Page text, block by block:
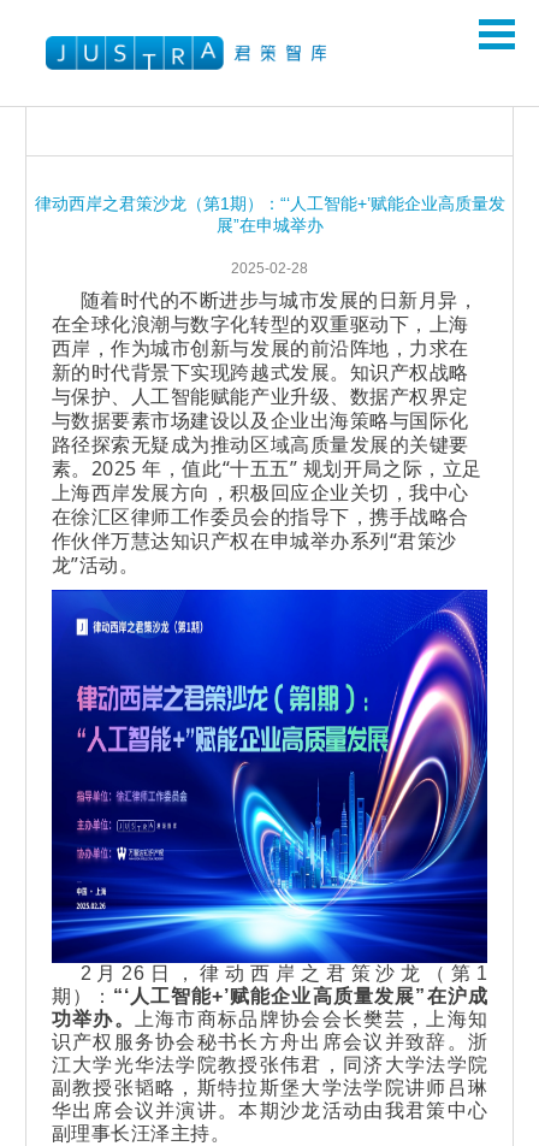
律动西岸之君策沙龙（第1期）：“‘人工智能+’赋能企业高质量发
展”在申城举办
2025-02-28
随着时代的不断进步与城市发展的日新月异，
在全球化浪潮与数字化转型的双重驱动下，上海
西岸，作为城市创新与发展的前沿阵地，力求在
新的时代背景下实现跨越式发展。知识产权战略
与保护、人工智能赋能产业升级、数据产权界定
与数据要素市场建设以及企业出海策略与国际化
路径探索无疑成为推动区域高质量发展的关键要
素。2025 年，值此“十五五” 规划开局之际，立足
上海西岸发展方向，积极回应企业关切，我中心
在徐汇区律师工作委员会的指导下，携手战略合
作伙伴万慧达知识产权在申城举办系列“君策沙
龙”活动。
2月26日，律动西岸之君策沙龙（第1
期）： “‘人工智能+’赋能企业高质量发展”在沪成
功举办。
上海市商标品牌协会会长樊芸，上海知
识产权服务协会秘书长方舟出席会议并致辞。浙
江大学光华法学院教授张伟君，同济大学法学院
副教授张韬略，斯特拉斯堡大学法学院讲师吕琳
华出席会议并演讲。本期沙龙活动由我君策中心
副理事长汪泽主持。